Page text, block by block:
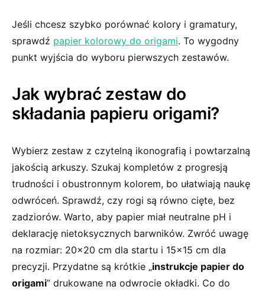
Jeśli chcesz szybko porównać kolory i gramatury,
sprawdź papier kolorowy do origami. To wygodny
punkt wyjścia do wyboru pierwszych zestawów.
Jak wybrać zestaw do
składania papieru origami?
Wybierz zestaw z czytelną ikonografią i powtarzalną
jakością arkuszy. Szukaj kompletów z progresją
trudności i obustronnym kolorem, bo ułatwiają naukę
odwróceń. Sprawdź, czy rogi są równo cięte, bez
zadziorów. Warto, aby papier miał neutralne pH i
deklarację nietoksycznych barwników. Zwróć uwagę
na rozmiar: 20×20 cm dla startu i 15×15 cm dla
precyzji. Przydatne są krótkie „instrukcje papier do
origami” drukowane na odwrocie okładki. Co do